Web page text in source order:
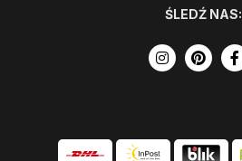
ŚLEDŹ NAS: